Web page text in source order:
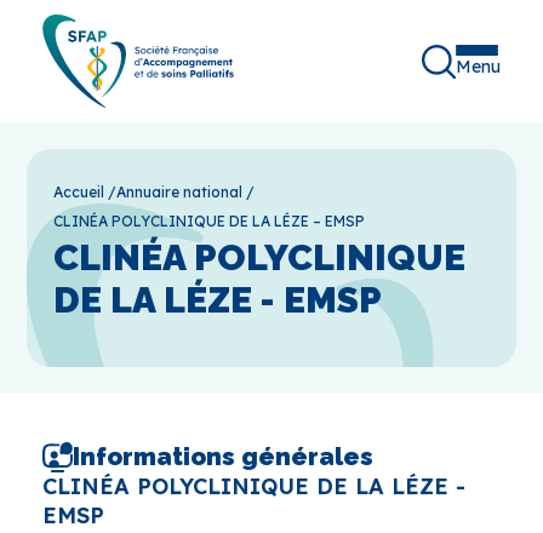
Menu
Accueil /Annuaire national /
CLINÉA POLYCLINIQUE DE LA LÉZE – EMSP
CLINÉA POLYCLINIQUE
DE LA LÉZE - EMSP
Informations générales
CLINÉA POLYCLINIQUE DE LA LÉZE -
EMSP